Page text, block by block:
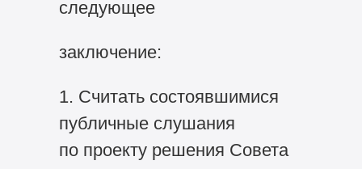
следующее
заключение:
1. Считать состоявшимися
публичные слушания
по проекту решения Совета